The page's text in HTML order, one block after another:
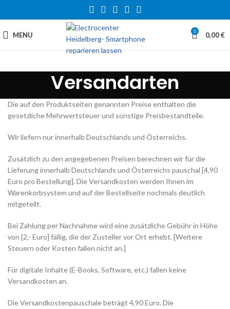
MENU 0 0,00€
Versandarten
Die auf den Produktseiten genannten Preise enthalten die
gesetzliche Mehrwertsteuer und sonstige Preisbestandteile.
Wir liefern nur innerhalb Deutschlands und Österreichs.
Zusätzlich zu den angegebenen Preisen berechnen wir für die
Lieferung innerhalb Deutschlands und Österreichs pauschal [4,90
Euro pro Bestellung]. Die Versandkosten werden Ihnen im
Warenkorbsystem und auf der Bestellseite nochmals deutlich
mitgeteilt.
Bei Zahlung per Nachnahme wird eine zusätzliche Gebühr in Höhe
von [2,- Euro] fällig, die der Zusteller vor Ort erhebt. [Weitere
Steuern oder Kosten fallen nicht an.]
Für digitale Inhalte (E-Books, Software, etc.) fallen keine
Versandkosten an.
Die Versandkostenpauschale beträgt 4,90 Euro. Die